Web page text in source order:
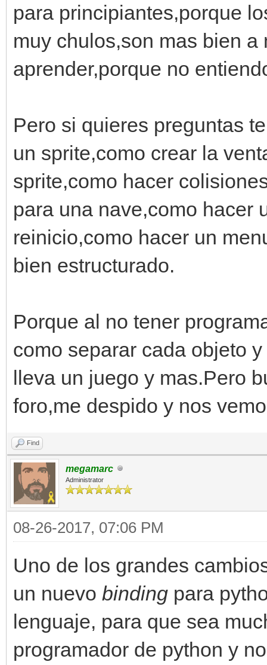
para principiantes,porque
muy chulos,son mas bien
aprender,porque no
Pero si quieres preguntas
un sprite,como crear la
sprite,como hacer
para una nave,como hacer
reinicio,como hacer un
bien estructurado.
Porque al no tener
como separar cada objeto
lleva un juego y mas.Pero
foro,me despido y nos
Find
megamarc
Administrator
08-26-2017, 07:06 PM
Uno de los grandes
un nuevo binding para
lenguaje, para que sea
programador de python y